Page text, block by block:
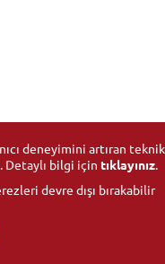
deneyimini artıran teknik
Detaylı bilgi için tıklayınız.
devre dışı bırakabilir
rights reserved.